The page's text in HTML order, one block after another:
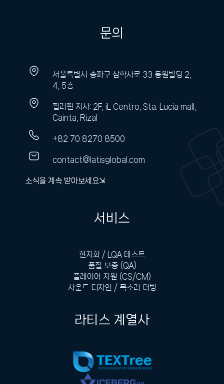
문의
서울특별시 송파구 삼학사로 33 동원빌딩 2,
4, 5층
필리핀 지사: 2F, iL Centro, Sta. Lucia mall,
Cainta, Rizal
+82 70 8270 8500
contact@latisglobal.com
소식을 계속 받아보세요⇲
서비스
현지화 / LQA 테스트
품질 보증 (QA)
플레이어 지원 (CS/CM)
사운드 디자인 / 목소리 더빙
라티스 계열사